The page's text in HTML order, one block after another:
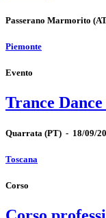
Passerano Marmorito
Piemonte
Evento
Trance
Quarrata (PT) - 18/09/
Toscana
Corso